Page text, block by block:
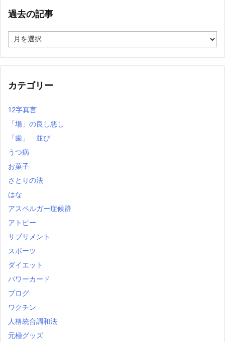
過去の記事
去
記
カテゴリー
12字真言
「場」の良し悪し
「歯」 並び
うつ病
お菓子
さとりの法
はな
アスペルガー症候群
アトピー
サプリメント
スポーツ
ダイエット
パワーカード
ブログ
ワクチン
人格統合調和法
元極グッズ